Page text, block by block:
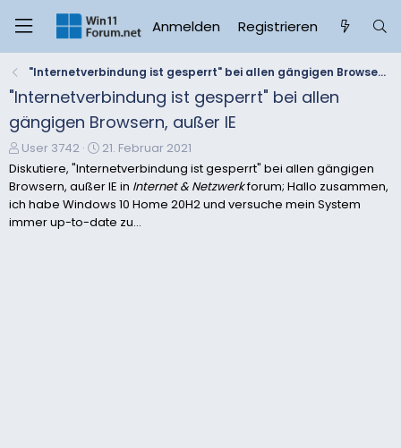
Anmelden Registrieren
"Internetverbindung ist gesperrt" bei allen gängigen Browsern, außer IE
"Internetverbindung ist gesperrt" bei allen
gängigen Browsern, außer IE
E
r
s
t
e
User 3742
E
r
s
t
e
21. Februar 2021
Diskutiere, "Internetverbindung ist gesperrt" bei allen gängigen
Browsern, außer IE in Internet & Netzwerkforum; Hallo zusammen,
ich habe Windows 10 Home 20H2 und versuche mein System
immer up-to-date zu...